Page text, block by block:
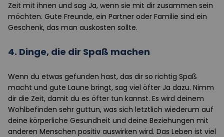
Zeit mit ihnen und sag Ja, wenn sie mit dir zusammen sein
möchten. Gute Freunde, ein Partner oder Familie sind ein
Geschenk, das man auskosten sollte.
4. Dinge, die dir Spaß machen
Wenn du etwas gefunden hast, das dir so richtig Spaß
macht und gute Laune bringt, sag viel öfter Ja dazu. Nimm
dir die Zeit, damit du es öfter tun kannst. Es wird deinem
Wohlbefinden sehr guttun, was sich letztlich wiederum auf
deine körperliche Gesundheit und deine Beziehungen mit
anderen Menschen positiv auswirken wird. Das Leben ist viel